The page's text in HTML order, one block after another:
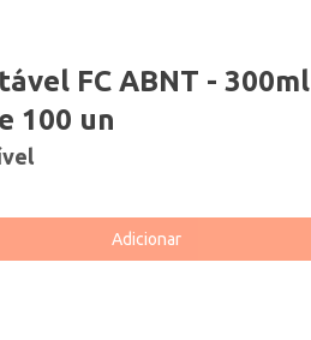
FC ABNT - 300ml
100 un
Adicionar